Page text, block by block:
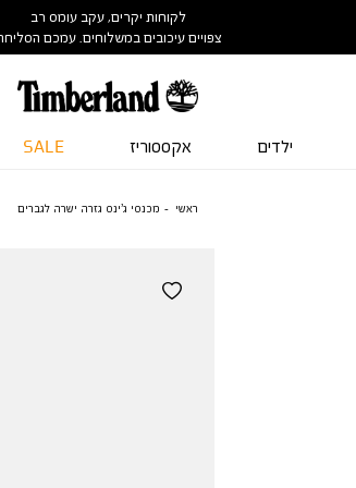
לקוחות יקרים, עקב עומס רב
צפויים עיכובים במשלוחים. עמכם
ילדים אקססוריז SALE
ראשי מכנסי ג’ינס גזרה ישרה לגברים